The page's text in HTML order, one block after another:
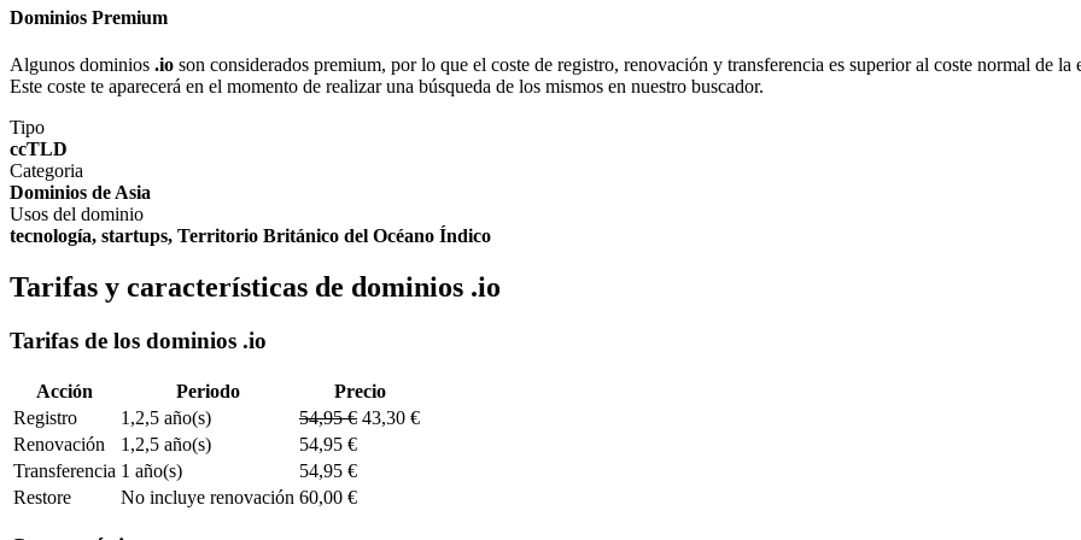
Dominios Premium
Algunos dominios .io son considerados premium, por lo que el coste de registro, renovación y transferencia es superior al coste normal de la
Este coste te aparecerá en el momento de realizar una búsqueda de los mismos en nuestro buscador.
Tipo
ccTLD
Categoria
Dominios de Asia
Usos del dominio
tecnología, startups, Territorio Británico del Océano Índico
Tarifas y características de dominios .io
Tarifas de los dominios .io
Acción Periodo
Precio
Registro
1,2,5 año(s) 54,95 € 43,30 €
Renovación
1,2,5 año(s)
54,95 €
Transferencia 1 año(s)
54,95 €
Restore
No incluye renovación 60,00 €